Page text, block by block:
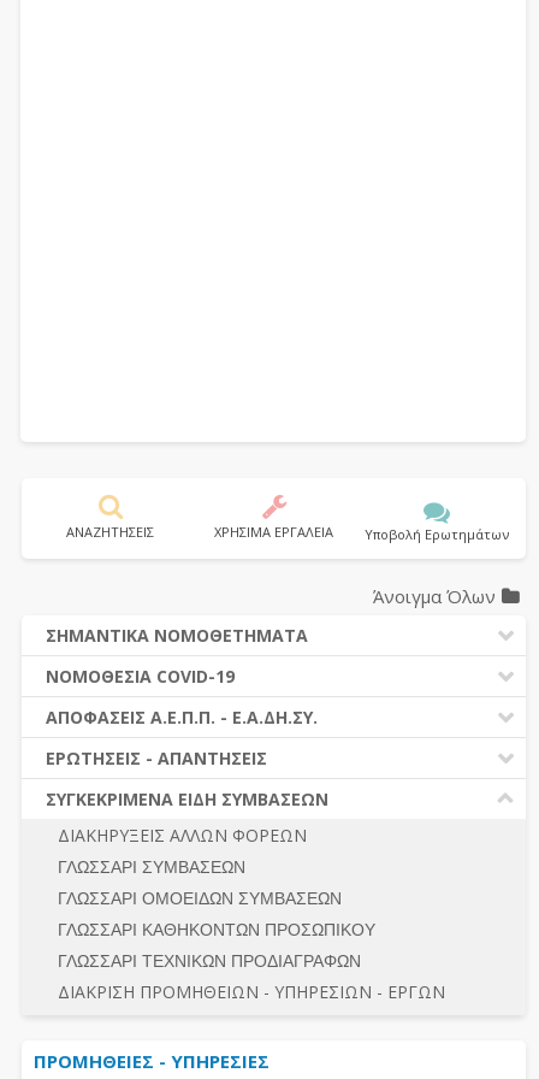
ΑΝΑΖΗΤΗΣΕΙΣ ΧΡΗΣΙΜΑ ΕΡΓΑΛΕΙΑ Υποβολή Ερωτημάτων
Άνοιγμα Όλων
ΣΗΜΑΝΤΙΚΑ ΝΟΜΟΘΕΤΗΜΑΤΑ
ΔΗΜΟΣΙΕΣ ΣΥΜΒΑΣΕΙΣ (Ν. 4412/2016)
ΔΗΜΟΤΙΚΟΣ ΚΩΔΙΚΑΣ (Ν.3463/2006)
ΚΑΛΛΙΚΡΑΤΗΣ (Ν.3852/2010)
ΝΟΜΟΘΕΣΙΑ - ΝΟΜΟΛΟΓΙΑ (ΣΥΝΟΛΟ)
ΝΟΜΟΘΕΣΙΑ COVID-19
ΝΟΜΟΘΕΣΙΑ - ΝΟΜΟΛΟΓΙΑ COVID -19
ΕΡΩΤΗΣΕΙΣ - ΑΠΑΝΤΗΣΕΙΣ
ΑΠΟΦΑΣΕΙΣ Α.Ε.Π.Π. - Ε.Α.ΔΗ.ΣΥ.
ΠΡΟΔΙΚΑΣΤΙΚΗ ΠΡΟΣΦΥΓΗ
ΓΕΝΙΚΟΙ ΚΑΝΟΝΕΣ
ΔΙΚΑΙΟΥΜΕΝΟΙ ΣΥΜΜΕΤΟΧΗΣ
ΠΡΟΣΦΟΡΕΣ – ΔΙΚΑΙΟΛΟΓΗΤΙΚΑ ΣΥΜΜΕΤΟΧΗΣ
ΔΙΕΞΑΓΩΓΗ ΔΙΑΔΙΚΑΣΙΑΣ
ΕΣΗΔΗΣ – ΚΗΜΔΗΣ
ΠΕΡΙΛΗΨΕΙΣ ΑΠΟΦΑΣΕΩΝ Α.Ε.Π.Π. - Ε.Α.ΔΗ.ΣΥ.
ΣΥΝΟΛΟ
ΕΡΩΤΗΣΕΙΣ - ΑΠΑΝΤΗΣΕΙΣ
Ν. 4782/2021 - ΤΡΟΠΟΠΟΙΗΣΗ 4412/2016
ΔΙΕΞΑΓΩΓΗ ΔΙΑΔΙΚΑΣΙΑΣ
ΔΙΑΔΙΚΑΣΙΕΣ ΑΝΑΘΕΣΗΣ
ΓΕΝΙΚΟΙ ΚΑΝΟΝΕΣ
ΠΡΟΕΤΟΙΜΑΣΙΑ - ΔΗΜΟΣΙΟΤΗΤΑ
ΛΟΓΟΙ ΑΠΟΚΛΕΙΣΜΟΥ-ΔΙΚΑΙΟΥΜΕΝΟΙ ΣΥΜΜΕΤΟΧΗΣ
ΠΡΟΣΦΟΡΕΣ - ΔΙΚΑΙΟΛΟΓΗΤΙΚΑ ΣΥΜΜΕΤΟΧΗΣ
ΣΥΓΚΕΚΡΙΜΕΝΑ ΕΙΔΗ ΣΥΜΒΑΣΕΩΝ
ΔΙΑΚΗΡΥΞΕΙΣ ΑΛΛΩΝ ΦΟΡΕΩΝ
ΓΛΩΣΣΑΡΙ ΣΥΜΒΑΣΕΩΝ
ΓΛΩΣΣΑΡΙ ΟΜΟΕΙΔΩΝ ΣΥΜΒΑΣΕΩΝ
ΓΛΩΣΣΑΡΙ ΚΑΘΗΚΟΝΤΩΝ ΠΡΟΣΩΠΙΚΟΥ
ΓΛΩΣΣΑΡΙ ΤΕΧΝΙΚΩΝ ΠΡΟΔΙΑΓΡΑΦΩΝ
ΔΙΑΚΡΙΣΗ ΠΡΟΜΗΘΕΙΩΝ - ΥΠΗΡΕΣΙΩΝ - ΕΡΓΩΝ
ΠΡΟΜΗΘΕΙΕΣ - ΥΠΗΡΕΣΙΕΣ